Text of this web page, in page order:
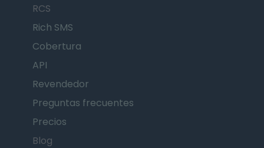
RCS
Rich SMS
Cobertura
API
Revendedor
Preguntas frecuentes
Precios
Blog